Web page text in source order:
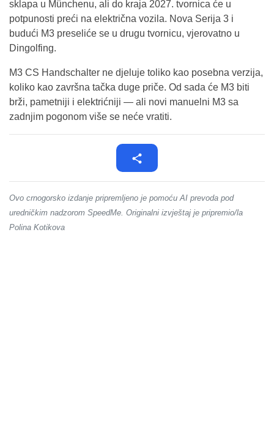
sklapa u Münchenu, ali do kraja 2027. tvornica će u
potpunosti preći na električna vozila. Nova Serija 3 i
budući M3 preseliće se u drugu tvornicu, vjerovatno u
Dingolfing.
M3 CS Handschalter ne djeluje toliko kao posebna verzija,
koliko kao završna tačka duge priče. Od sada će M3 biti
brži, pametniji i elektrićniji — ali novi manuelni M3 sa
zadnjim pogonom više se neće vratiti.
Ovo crnogorsko izdanje pripremljeno je pomoću AI prevoda pod
uredničkim nadzorom SpeedMe. Originalni izvještaj je pripremio/la
Polina Kotikova